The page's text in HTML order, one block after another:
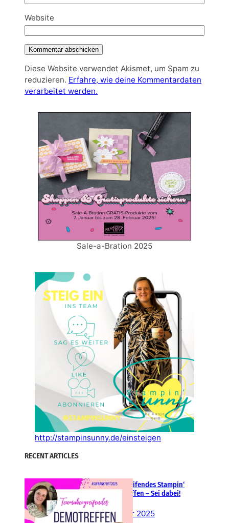
Website
Diese Website verwendet Akismet, um Spam zu
reduzieren. Erfahre, wie deine Kommentardaten
verarbeitet werden.
Sale-a-Bration 2025
http://stampinsunny.de/einsteigen
RECENT ARTICLES
Teamübergreifendes Stampin‘
Up! Demotreffen – Sei dabei!
26. Februar 2025